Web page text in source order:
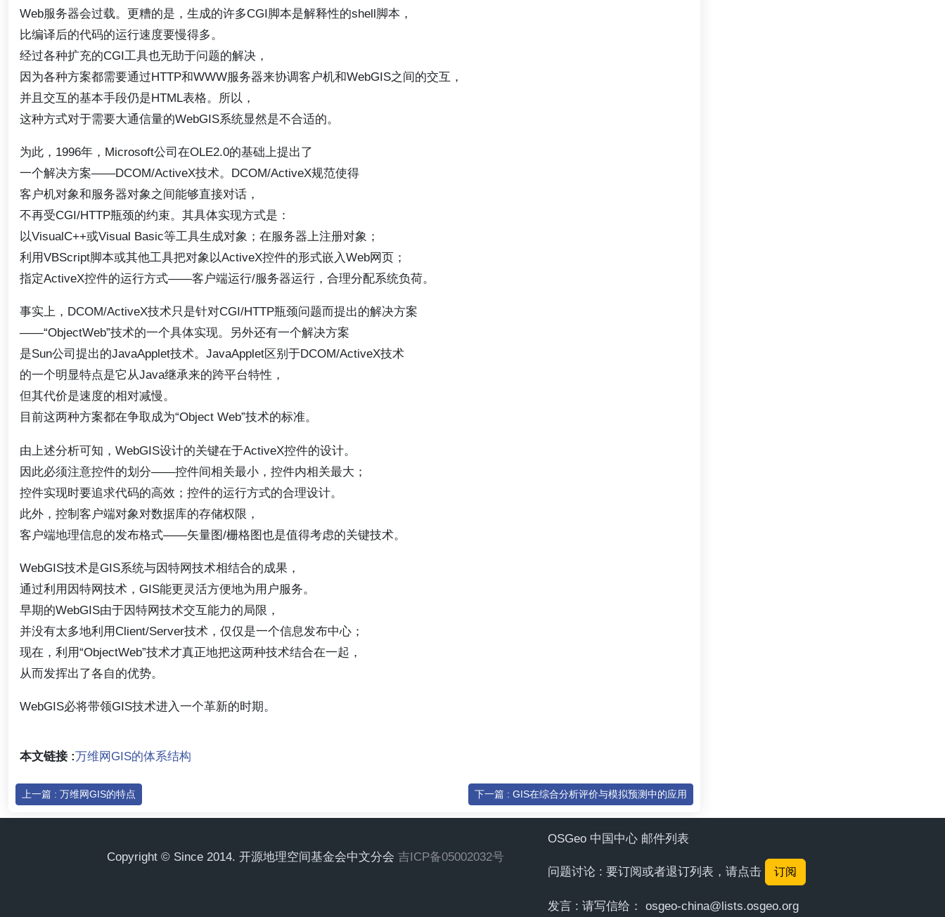
Web服务器会过载。更糟的是，生成的许多CGI脚本是解释性的shell脚本，
比编译后的代码的运行速度要慢得多。
经过各种扩充的CGI工具也无助于问题的解决，
因为各种方案都需要通过HTTP和WWW服务器来协调客户机和WebGIS之间的交互，
并且交互的基本手段仍是HTML表格。所以，
这种方式对于需要大通信量的WebGIS系统显然是不合适的。
为此，1996年，Microsoft公司在OLE2.0的基础上提出了
一个解决方案——DCOM/ActiveX技术。DCOM/ActiveX规范使得
客户机对象和服务器对象之间能够直接对话，
不再受CGI/HTTP瓶颈的约束。其具体实现方式是：
以VisualC++或Visual Basic等工具生成对象；在服务器上注册对象；
利用VBScript脚本或其他工具把对象以ActiveX控件的形式嵌入Web网页；
指定ActiveX控件的运行方式——客户端运行/服务器运行，合理分配系统负荷。
事实上，DCOM/ActiveX技术只是针对CGI/HTTP瓶颈问题而提出的解决方案
——“ObjectWeb”技术的一个具体实现。另外还有一个解决方案
是Sun公司提出的JavaApplet技术。JavaApplet区别于DCOM/ActiveX技术
的一个明显特点是它从Java继承来的跨平台特性，
但其代价是速度的相对减慢。
目前这两种方案都在争取成为“Object Web”技术的标准。
由上述分析可知，WebGIS设计的关键在于ActiveX控件的设计。
因此必须注意控件的划分——控件间相关最小，控件内相关最大；
控件实现时要追求代码的高效；控件的运行方式的合理设计。
此外，控制客户端对象对数据库的存储权限，
客户端地理信息的发布格式——矢量图/栅格图也是值得考虑的关键技术。
WebGIS技术是GIS系统与因特网技术相结合的成果，
通过利用因特网技术，GIS能更灵活方便地为用户服务。
早期的WebGIS由于因特网技术交互能力的局限，
并没有太多地利用Client/Server技术，仅仅是一个信息发布中心；
现在，利用“ObjectWeb”技术才真正地把这两种技术结合在一起，
从而发挥出了各自的优势。
WebGIS必将带领GIS技术进入一个革新的时期。
本文链接 :万维网GIS的体系结构
上一篇 : 万维网GIS的特点 下一篇 : GIS在综合分析评价与模拟预测中的应用
Copyright © Since 2014. 开源地理空间基金会中文分会 吉ICP备05002032号
OSGeo 中国中心 邮件列表
问题讨论 : 要订阅或者退订列表，请点击 订阅
发言 : 请写信给： osgeo-china@lists.osgeo.org